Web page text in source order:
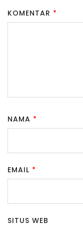
KOMENTAR *
NAMA *
EMAIL *
SITUS WEB